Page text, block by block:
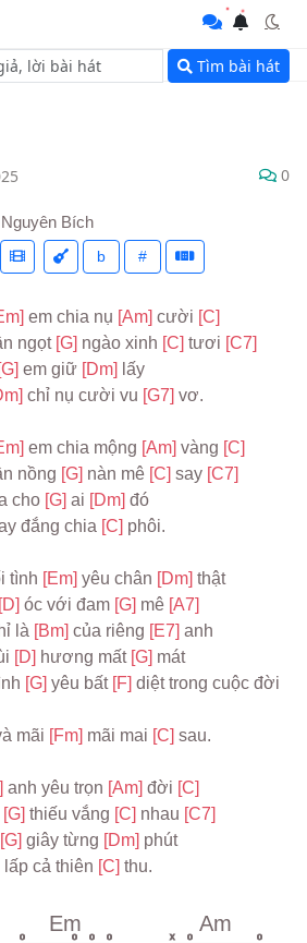
Tìm bài hát
0
Bích
b #
em chia nụ [Am] cười [C]
ngọt [G] ngào xinh [C] tươi [C7]
[G] em giữ [Dm] lấy
chỉ nụ cười vu [G7] vơ.
em chia mộng [Am] vàng [C]
nồng [G] nàn mê [C] say [C7]
cho [G] ai [Dm] đó
đắng chia [C] phôi.
tình [Em] yêu chân [Dm] thật
[D] óc với đam [G] mê [A7]
là [Bm] của riêng [E7] anh
[D] hương mất [G] mát
[G] yêu bất [F]
mãi [Fm] mãi mai [C] sau.
anh yêu trọn [Am] đời [C]
[G] thiếu vắng [C] nhau [C7]
[G] giây từng [Dm] phút
cả thiên [C] thu.
Em
o o o o
Am
x o o